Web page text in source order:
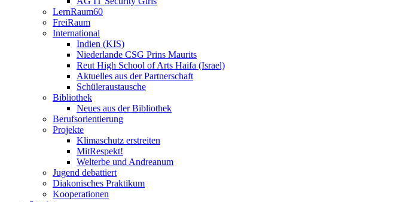
LernRaum60
FreiRaum
International
Indien (KIS)
Niederlande CSG Prins Maurits
Reut High School of Arts Haifa (Israel)
Aktuelles aus der Partnerschaft
Schüleraustausche
Bibliothek
Neues aus der Bibliothek
Berufsorientierung
Projekte
Klimaschutz erstreiten
MitRespekt!
Welterbe und Andreanum
Jugend debattiert
Diakonisches Praktikum
Kooperationen